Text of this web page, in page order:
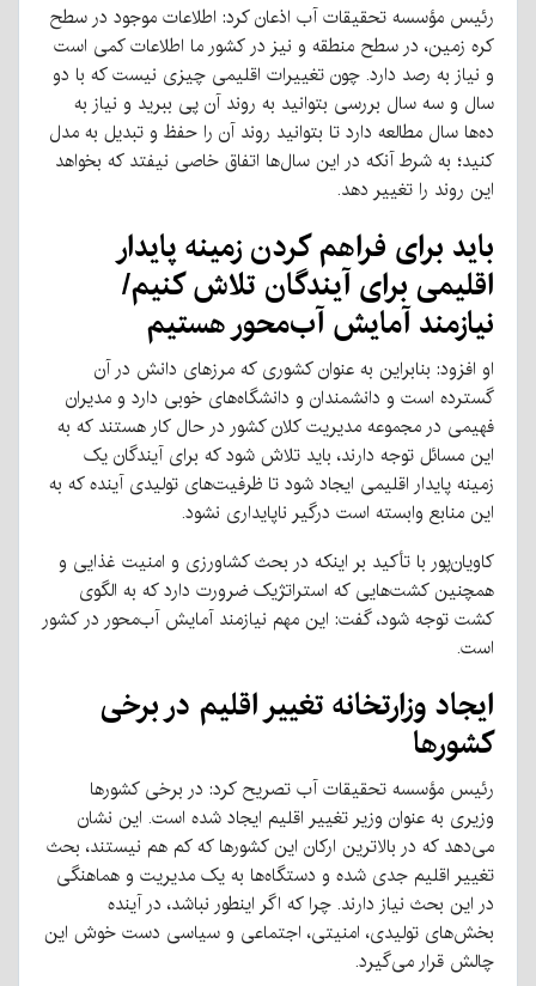
رئیس مؤسسه تحقیقات آب اذعان کرد: اطلاعات موجود در سطح
کره زمین، در سطح منطقه و نیز در کشور ما اطلاعات کمی است
و نیاز به رصد دارد. چون تغییرات اقلیمی چیزی نیست که با دو
سال و سه سال بررسی بتوانید به روند آن پی ببرید و نیاز به
ده‌ها سال مطالعه دارد تا بتوانید روند آن را حفظ و تبدیل به مدل
کنید؛ به شرط آنکه در این سال‌ها اتفاق خاصی نیفتد که بخواهد
این روند را تغییر دهد.
باید برای فراهم کردن زمینه پایدار
اقلیمی برای آیندگان تلاش کنیم/
نیازمند آمایش آب‌محور هستیم
او افزود: بنابراین به عنوان کشوری که مرزهای دانش در آن
گسترده است و دانشمندان و دانشگاه‌های خوبی دارد و مدیران
فهیمی در مجموعه مدیریت کلان کشور در حال کار هستند که به
این مسائل توجه دارند، باید تلاش شود که برای آیندگان یک
زمینه پایدار اقلیمی ایجاد شود تا ظرفیت‌های تولیدی آینده که به
این منابع وابسته است درگیر ناپایداری نشود.
کاویان‌پور با تأکید بر اینکه در بحث کشاورزی و امنیت غذایی و
همچنین کشت‌هایی که استراتژیک ضرورت دارد که به الگوی
کشت توجه شود، گفت: این مهم نیازمند آمایش آب‌محور در کشور
است.
ایجاد وزارتخانه تغییر اقلیم در برخی
کشورها
رئیس مؤسسه تحقیقات آب تصریح کرد: در برخی کشورها
وزیری به عنوان وزیر تغییر اقلیم ایجاد شده است. این نشان
می‌دهد که در بالاترین ارکان این کشورها که کم هم نیستند، بحث
تغییر اقلیم جدی شده و دستگاه‌ها به یک مدیریت و هماهنگی
در این بحث نیاز دارند. چرا که اگر اینطور نباشد، در آینده
بخش‎‌های تولیدی، امنیتی، اجتماعی و سیاسی دست خوش این
چالش قرار می‌گیرد.